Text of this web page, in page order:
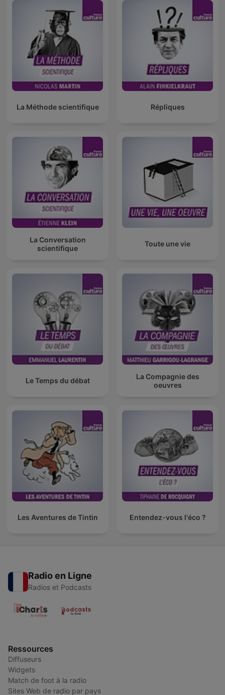
La Méthode scientifique Répliques
La Conversation
scientifique
Toute une vie
Le Temps du débat
La Compagnie des
oeuvres
Les Aventures de Tintin Entendez-vous l'éco ?
Radio en Ligne
Radios et Podcasts
Ressources
Diffuseurs
Widgets
Match de foot à la radio
Sites Web de radio par pays